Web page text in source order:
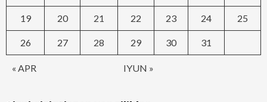
« APR IYUN »
19 20 21 22 23 24 25
26 27 28 29 30 31